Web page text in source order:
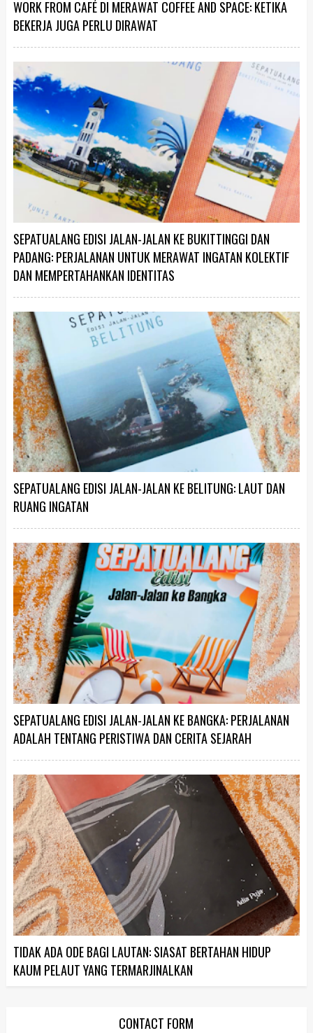
WORK FROM CAFÉ DI MERAWAT COFFEE AND SPACE: KETIKA
BEKERJA JUGA PERLU DIRAWAT
SEPATUALANG EDISI JALAN-JALAN KE BUKITTINGGI DAN
PADANG: PERJALANAN UNTUK MERAWAT INGATAN KOLEKTIF
DAN MEMPERTAHANKAN IDENTITAS
SEPATUALANG EDISI JALAN-JALAN KE BELITUNG: LAUT DAN
RUANG INGATAN
SEPATUALANG EDISI JALAN-JALAN KE BANGKA: PERJALANAN
ADALAH TENTANG PERISTIWA DAN CERITA SEJARAH
TIDAK ADA ODE BAGI LAUTAN: SIASAT BERTAHAN HIDUP
KAUM PELAUT YANG TERMARJINALKAN
CONTACT FORM